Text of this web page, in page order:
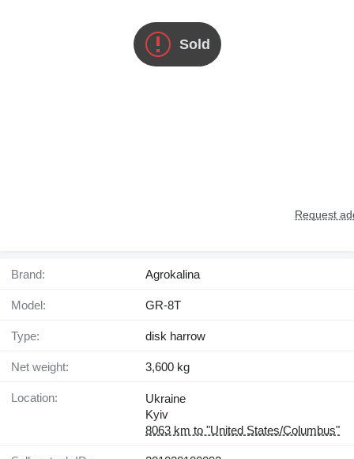
Sold
Request
Brand: Agrokalina
Model: GR-8T
Type: disk harrow
Net weight: 3,600 kg
Location:
Ukraine
Kyiv
8063 km to "United States/Columbus"